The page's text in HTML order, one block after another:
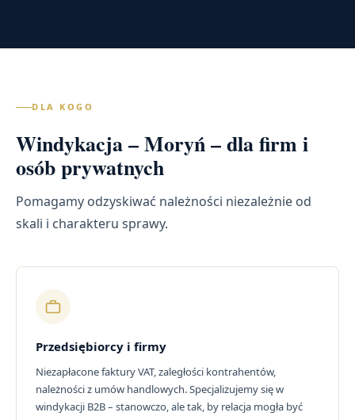
DLA KOGO
Windykacja – Moryń – dla firm i
osób prywatnych
Pomagamy odzyskiwać należności niezależnie od
skali i charakteru sprawy.
Przedsiębiorcy i firmy
Niezapłacone faktury VAT, zaległości kontrahentów,
należności z umów handlowych. Specjalizujemy się w
windykacji B2B – stanowczo, ale tak, by relacja mogła być